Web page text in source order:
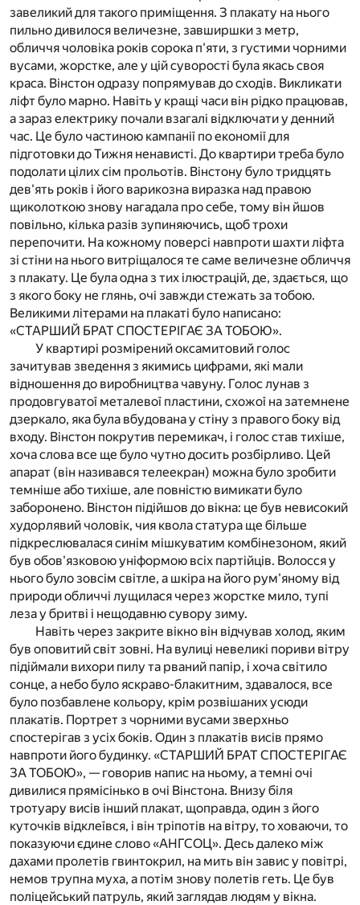
завеликий для такого приміщення. З плакату на нього
пильно дивилося величезне, завширшки з метр,
обличчя чоловіка років сорока п'яти, з густими чорними
вусами, жорстке, але у цій суворості була якась своя
краса. Вінстон одразу попрямував до сходів. Викликати
ліфт було марно. Навіть у кращі часи він рідко працював,
а зараз електрику почали взагалі відключати у денний
час. Це було частиною кампанії по економії для
підготовки до Тижня ненависті. До квартири треба було
подолати цілих сім прольотів. Вінстону було тридцять
дев'ять років і його варикозна виразка над правою
щиколоткою знову нагадала про себе, тому він йшов
повільно, кілька разів зупиняючись, щоб трохи
перепочити. На кожному поверсі навпроти шахти ліфта
зі стіни на нього витріщалося те саме величезне обличчя
з плакату. Це була одна з тих ілюстрацій, де, здається, що
з якого боку не глянь, очі завжди стежать за тобою.
Великими літерами на плакаті було написано:
«СТАРШИЙ БРАТ СПОСТЕРІГАЄ ЗА ТОБОЮ».
У квартирі розмірений оксамитовий голос
зачитував зведення з якимись цифрами, які мали
відношення до виробництва чавуну. Голос лунав з
продовгуватої металевої пластини, схожої на затемнене
дзеркало, яка була вбудована у стіну з правого боку від
входу. Вінстон покрутив перемикач, і голос став тихіше,
хоча слова все ще було чутно досить розбірливо. Цей
апарат (він називався телеекран) можна було зробити
темніше або тихіше, але повністю вимикати було
заборонено. Вінстон підійшов до вікна: це був невисокий
худорлявий чоловік, чия квола статура ще більше
підкреслювалася синім мішкуватим комбінезоном, який
був обов'язковою уніформою всіх партійців. Волосся у
нього було зовсім світле, а шкіра на його рум'яному від
природи обличчі лущилася через жорстке мило, тупі
леза у бритві і нещодавню сувору зиму.
Навіть через закрите вікно він відчував холод, яким
був оповитий світ зовні. На вулиці невеликі пориви вітру
підіймали вихори пилу та рваний папір, і хоча світило
сонце, а небо було яскраво-блакитним, здавалося, все
було позбавлене кольору, крім розвішаних усюди
плакатів. Портрет з чорними вусами зверхньо
спостерігав з усіх боків. Один з плакатів висів прямо
навпроти його будинку. «СТАРШИЙ БРАТ СПОСТЕРІГАЄ
ЗА ТОБОЮ», — говорив напис на ньому, а темні очі
дивилися прямісінько в очі Вінстона. Внизу біля
тротуару висів інший плакат, щоправда, один з його
куточків відклеївся, і він тріпотів на вітру, то ховаючи, то
показуючи єдине слово «АНГСОЦ». Десь далеко між
дахами пролетів гвинтокрил, на мить він завис у повітрі,
немов трупна муха, а потім знову полетів геть. Це був
поліцейський патруль, який заглядав людям у вікна.